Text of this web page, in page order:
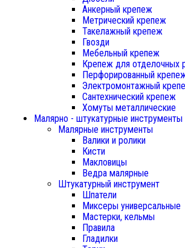
Анкерный крепеж
Метрический крепеж
Такелажный крепеж
Гвозди
Мебельный крепеж
Крепеж для отделочных
Перфорированный
Электромонтажный
Сантехнический крепеж
Хомуты металлические
Малярно - штукатурные инструменты
Малярные инструменты
Валики и ролики
Кисти
Макловицы
Ведра малярные
Штукатурный инструмент
Шпатели
Миксеры универсальные
Мастерки, кельмы
Правила
Гладилки